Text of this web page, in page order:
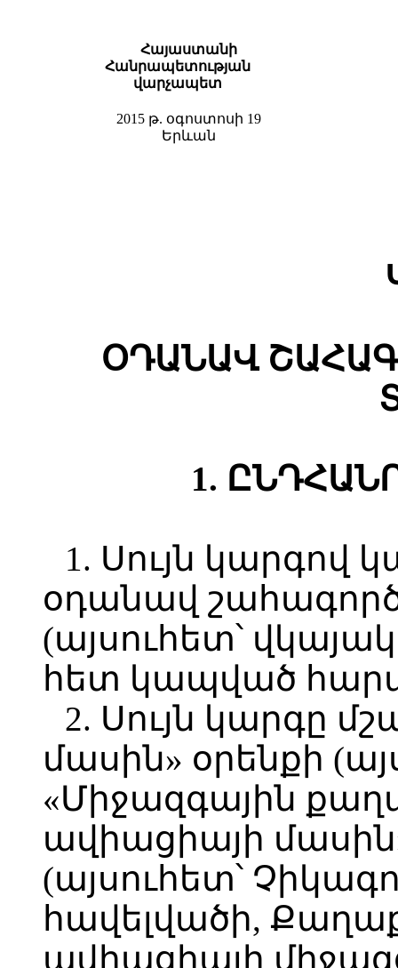
Հայաստանի
Հանրապետության
վարչապետ
2015 թ. օգոստոսի 19
Երևան
ՕԴԱՆԱՎ
1.
1. Սույն կարգով
օդանավ
(այսուհետ՝
հետ կապված
2. Սույն կարգը
մասին» օրենքի
«Միջազգային
ավիացիայի
(այսուհետ՝
հավելվածի,
ավիացիայի